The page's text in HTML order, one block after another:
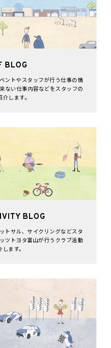
BLOG
ントやスタッフが行う仕事の情
ない仕事内容などをスタッフの
します。
BLOG
トサル、サイクリングなどスタ
ツトヨタ富山が行うクラブ活動
ます。